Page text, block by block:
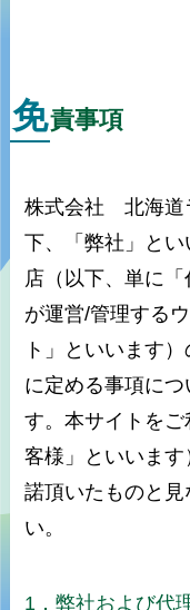
免責事項
株式会社 北海道
下、「弊社」と
店（以下、単に
が運営/管理する
ト」といいます
に定める事項に
す。本サイトを
客様」といいま
諾頂いたものと
い。
1．弊社および代